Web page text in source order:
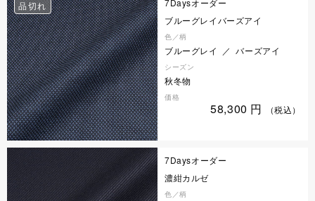
品切れ
7Daysオーダー
ブルーグレイバーズアイ
色／柄
ブルーグレイ ／ バーズアイ
シーズン
秋冬物
価格
58,300 円 （税込）
7Daysオーダー
濃紺カルゼ
色／柄